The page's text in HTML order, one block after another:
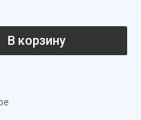
В корзину